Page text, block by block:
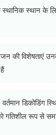
स्थान के
की विशेषताएं
वर्तमान डिकोडिंग
गतिशील रूप से